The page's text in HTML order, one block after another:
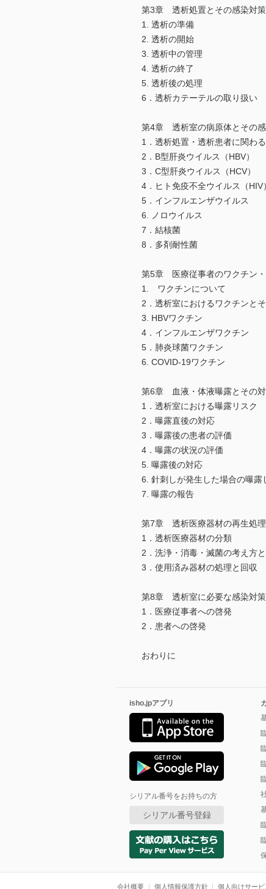
第3章 透析処置とその感染対策
1. 透析の準備
2. 透析の開始
3. 透析中の管理
4. 透析の終了
5. 透析後の処理
6．透析カテーテルの取り扱い
第4章 透析室の病原体とその
1．透析処置・透析患者に関わ
2．B型肝炎ウイルス（HBV）
3．C型肝炎ウイルス（HCV）
4．ヒト免疫不全ウイルス（HIV）
5．インフルエンザウイルス
6. ノロウイルス
7．結核菌
8．多剤耐性菌
第5章 医療従事者のワクチン
1. ワクチンについて
2．透析室におけるワクチンと
3. HBVワクチン
4．インフルエンザワクチン
5．肺炎球菌ワクチン
6. COVID-19ワクチン
第6章 血液・体液曝露とその
1．透析室における曝露リスク
2．曝露直後の対応
3．曝露後の患者の評価
4．曝露の状況の評価
5. 曝露後の対応
6. 針刺しが発生した場合の曝露
7. 曝露の報告
第7章 透析医療器材の再生処理
1．透析医療器材の分類
2．洗浄・消毒・滅菌の考え方
3．使用済み器材の処理と回収
第8章 透析室に必要な感染対
1．医療従事者への啓発
2．患者への啓発
おわりに
isho.jpアプリ
シリアル番号をお持ちの方
シリアル番号登録
会社概要 個人情報保護方針 個人向けサー